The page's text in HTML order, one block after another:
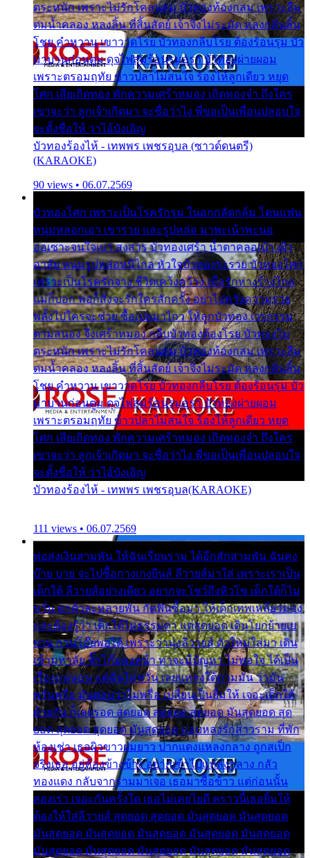
ตระหนัก เพราะไม่รักโคลนตม บัวทองท้องกลม เพราะลืม
ตมน้ำคลอง หลงลิ้น ที่สิ้นสัตย์ เจ้าจึงไม่ระมัด หลงกลิ่นลิ้น
โชย คำหวาน เขาวาดโรย บัวทองกลีบโรย ต้องร้อนรุม บัว
มาบานก่อนตูม ดุจไฟสุมร้อนรุมอุรา บัวทองผ่ายผอม
เพราะตรอมฤทัย ข้าวปลาไม่สนใจ ร้องไห้ลูกเดียว หยุด
โศก เสียเถิดทอง พักความเศร้าหมอง เถิดทองจ๋า ถึงใคร
เขาจะว่า ลูกเจ้าเกิดมา จะชื่อว่าไง พี่ขอเป็นเพื่อนปลอบใจ
จะตั้งชื่อให้ ว่าไอ้บังเอิญ
บัวทองร้องไห้ - เทพพร เพชรอุบล (ซาวด์ดนตรี)
(KARAOKE)
90 views • 06.07.2569
บัวทองโศก เพราะเป็นโรครักรุม ในอกกลัดกลุ้ม โดนแฟน
หนุ่มหลอกเอา เขารวย และรูปหล่อ มาพะเน้าพะนอ
ออเซาะจนใจเบา สงสาร บัวทองเศร้า น้ำตาคลอเบ้า เฝ้า
อาลัย หนุ่มรูปหล่อหนีไกล หัวใจบัวทองระรวย บัวทองโศก
เพราะเป็นโรครักจาง ชีวิตเคว้งคว้าง เมื่อรักห่างร้างไกล
แม่ก็บอก พ่อก็สั่งจะรักใครสักครั้ง อย่าไปหวังความรวย
พลั้งไปใครจะช่วย ซื้อเปลมาไกว ให้ลูกบัวทอง เวรกรรม
ตามสนอง จึงเศร้าหมอง กลีบบัวทองต้องโรย บัวทองไม่
ตระหนัก เพราะไม่รักโคลนตม บัวทองท้องกลม เพราะลืม
ตมน้ำคลอง หลงลิ้น ที่สิ้นสัตย์ เจ้าจึงไม่ระมัด หลงกลิ่นลิ้น
โชย คำหวาน เขาวาดโรย บัวทองกลีบโรย ต้องร้อนรุม บัว
มาบานก่อนตูม ดุจไฟสุมร้อนรุมอุรา บัวทองผ่ายผอม
เพราะตรอมฤทัย ข้าวปลาไม่สนใจ ร้องไห้ลูกเดียว หยุด
โศก เสียเถิดทอง พักความเศร้าหมอง เถิดทองจ๋า ถึงใคร
เขาจะว่า ลูกเจ้าเกิดมา จะชื่อว่าไง พี่ขอเป็นเพื่อนปลอบใจ
จะตั้งชื่อให้ ว่าไอ้บังเอิญ
บัวทองร้องไห้ - เทพพร เพชรอุบล(KARAOKE)
111 views • 06.07.2569
พ่อส่งเงินสามพัน ให้ฉันเรียนราม ได้อีกสักสามพัน ฉันคง
บ๊าย บาย จะไปซื้อกางเกงยีนส์ ลีวายส์มาใส่ เพราะเราเป็น
เด็กใต้ ลีวายส์อย่างเดียว อยากจะโชว์ถึงหิวโซ เด็กใต้ก็ไม่
หวั่น ตกตัวละหลายพัน กัดฟันซื้อมา ให้เด็กเทพเหลียวมอง
และต้องรู้ว่า เด็กใต้ไม่ธรรมดา แต่สุดยอด เดินโยกย้ายเย
ยวน กวนโอ๊ยพอได้ เพราะว่านุ่งลีวายส์ ตัวใหม่ใส่มา เดิน
เข้ามหาลัย จิ๊กโก๊มองหน้า ท่าจะมีปัญหา ไม่พอใจ ได้เป็น
เรื่องแน่นอน แต่ฉันไม่หวั่น เลยแหลงใต้ถามมัน ว่ามัน
พรั่นพรือ มันตอบว่าไม่พรื่อ เปลี่ยนเป็นยิ้มให้ เจอะเด็กใต้
ด้วยกัน ก็เลยรอด สุดยอด สุดยอด สุดยอด มันสุดยอด สุด
ยอด สุดยอด สุดยอด มันสุดยอด แอบหลงรักสาวราม ที่พัก
ห้องเช่า เธอผิวขาวผมยาว ปากแดงแหลงกลาง ถูกสเป็ก
จริงเธอ อยู่ห้องข้างข้าง อยากเข้าไปแหลงกลาง กลัว
ทองแดง กลับจากรามมาเจอ เธอมาซื้อข้าว แต่ก่อนนั้น
สองเรา เจอะกันครั้งใด เธอไม่เคยไยดี คราวนี้เธอยิ้มให้
ต้องให้ใส่ลีวายส์ สุดยอด สุดยอด มันสุดยอด มันสุดยอด
มันสุดยอด มันสุดยอด มันสุดยอด มันสุดยอด มันสุดยอด
มันสุดยอด มันสุดยอด มันสุดยอด มันสุดยอด มันสุดยอด